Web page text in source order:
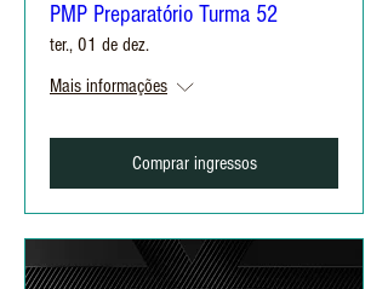
PMP Preparatório Turma 52
ter., 01 de dez.
Mais informações
Comprar ingressos